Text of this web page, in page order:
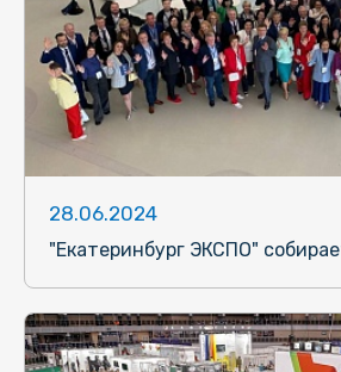
28.06.2024
"Екатеринбург ЭКСПО"